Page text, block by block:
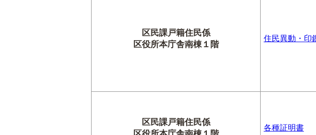
区民課戸籍住民係
区役所本庁舎南棟１階
住民異動・印
区民課戸籍住民係
各種証明書